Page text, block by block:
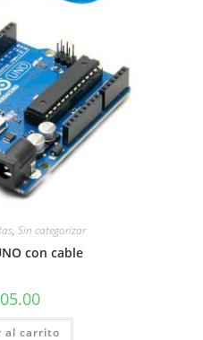
, Sin categorizar
con cable
al carrito